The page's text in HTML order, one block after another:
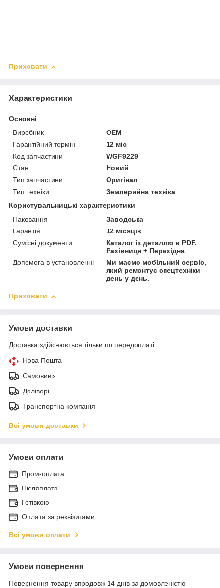
Приховати
Характеристики
Основні
Виробник
OEM
Гарантійний термін
12 міс
Код запчастини
WGF9229
Стан
Новий
Тип запчастини
Оригінал
Тип техніки
Землерийна техніка
Користувальницькі характеристики
Паковання
Заводська
Гарантія
12 місяців
Сумісні документи
Каталог із деталлю в PDF.
Рахівниця + Перехідна
Допомога в установленні
Ми маємо мобільний сервіс,
який ремонтує спецтехніки
день у день.
Приховати
Умови доставки
Доставка здійснюється тільки по передоплаті.
Нова Пошта
Самовивіз
Делівері
Транспортна компанія
Всі умови доставки
Умови оплати
Пром-оплата
Післяплата
Готівкою
Оплата за реквізитами
Всі умови оплати
Умови повернення
Повернення товару впродовж 14 днів за домовленістю